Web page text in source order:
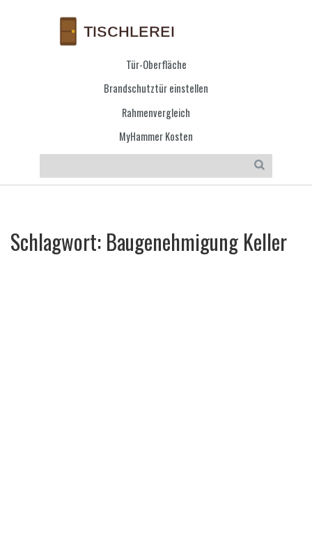
Tür-Oberfläche
Brandschutztür einstellen
Rahmenvergleich
MyHammer Kosten
Schlagwort: Baugenehmigung Keller